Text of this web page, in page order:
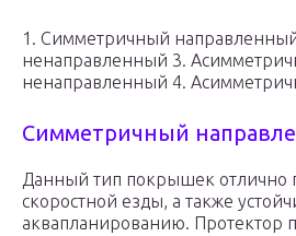
1. Симметричный
ненаправленный 3.
ненаправленный 4.
Симметричный
Данный тип покрышек отлично
скоростной езды, а также
аквапланированию. Протектор